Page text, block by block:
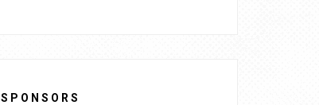
SPONSORS